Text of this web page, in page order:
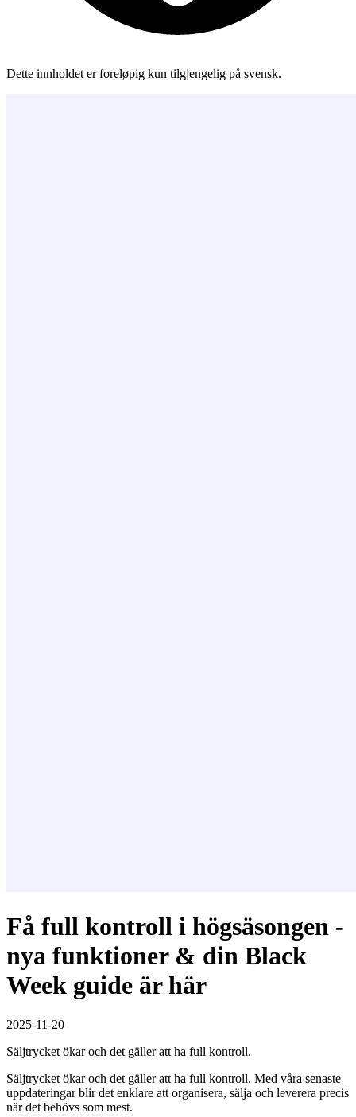
Dette innholdet er foreløpig kun tilgjengelig på svensk.
Få full kontroll i högsäsongen -
nya funktioner & din Black
Week guide är här
2025-11-20
Säljtrycket ökar och det gäller att ha full kontroll.
Säljtrycket ökar och det gäller att ha full kontroll. Med våra senaste
uppdateringar blir det enklare att organisera, sälja och leverera precis
när det behövs som mest.